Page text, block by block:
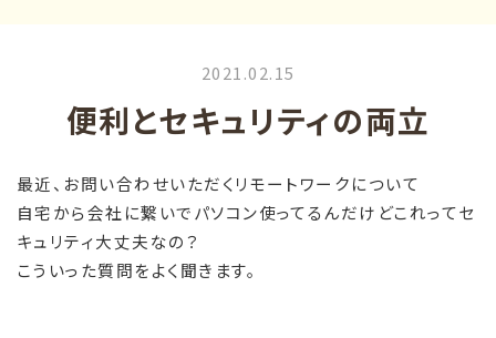
2021.02.15
便利とセキュリティの両立
最近、お問い合わせいただくリモートワークについて
自宅から会社に繋いでパソコン使ってるんだけどこれってセ
キュリティ大丈夫なの？
こういった質問をよく聞きます。